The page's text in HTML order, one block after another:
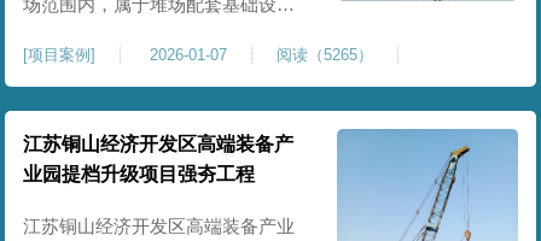
场范围内，属于堆场配套基础设施
墙及附属设施建设，是保障场区边
界围护结构稳定、提升场地整体建
设标准的前置关键工程，本项目强
夯处理总面积20000㎡，施工范围为
陆域堆场B区围墙沿线及配套场地。
原场地土层松散、回填不均、固结
程度差，地基承载力较低，且堆
[项目案例] 2026-01-07 阅读（5265）
江苏铜山经济开发区高端装备产
业园提档升级项目强夯工程
江苏铜山经济开发区高端装备产业